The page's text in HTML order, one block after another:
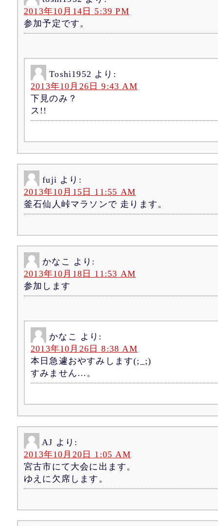
2013年10月14日 5:39 PM
参加予定です。
Toshi1952 より:
2013年10月26日 9:43 AM
下見のみ？
ス!!
fuji より:
2013年10月15日 11:55 AM
釜石仙人峠マラソンで 走ります。
かなこ より:
2013年10月18日 11:53 AM
参加します
かなこ より:
2013年10月26日 8:38 AM
本日急遽おやすみします(;_;)
すみません…。
AJ より:
2013年10月20日 1:05 AM
宮古市にて大会に出ます。
ゆえに欠席します。